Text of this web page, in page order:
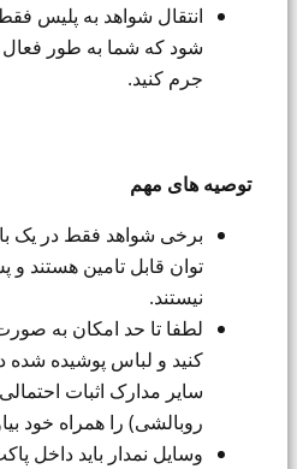
انتقال شواهد به پلیس
شود که شما به طور فعال
جرم کنید.
توصیه های مهم
برخی شواهد فقط در یک
توان قابل تامین هستند و
نیستند.
لطفا تا حد امکان به
کنید و لباس پوشیده شده
سایر مدارک اثبات
روبالشی) را همراه خود
وسایل نمدار باید داخل